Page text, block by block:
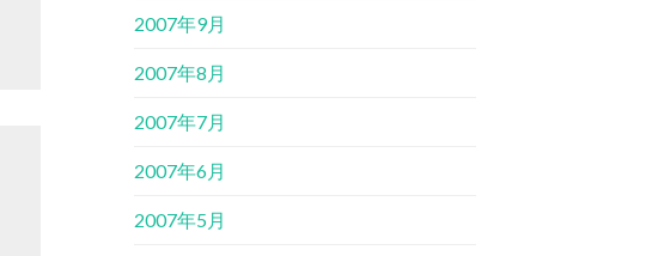
2007年9月
2007年8月
2007年7月
2007年6月
2007年5月